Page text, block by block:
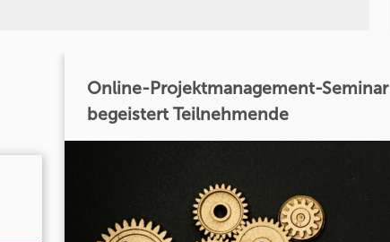
Online-Projektmanagement-Seminar
begeistert Teilnehmende